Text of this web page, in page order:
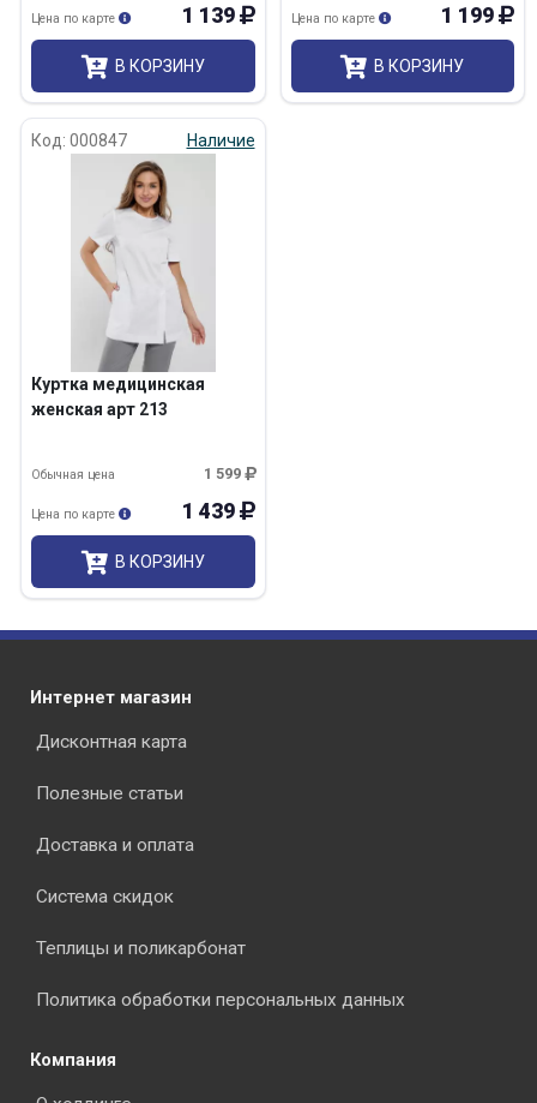
1 139
Цена по карте
В КОРЗИНУ
1 199
Цена по карте
В КОРЗИНУ
Код: 000847 Наличие
Куртка медицинская
женская арт 213
1 599
Обычная цена
1 439
Цена по карте
В КОРЗИНУ
Интернет магазин
Дисконтная карта
Полезные статьи
Доставка и оплата
Система скидок
Теплицы и поликарбонат
Политика обработки персональных данных
Компания